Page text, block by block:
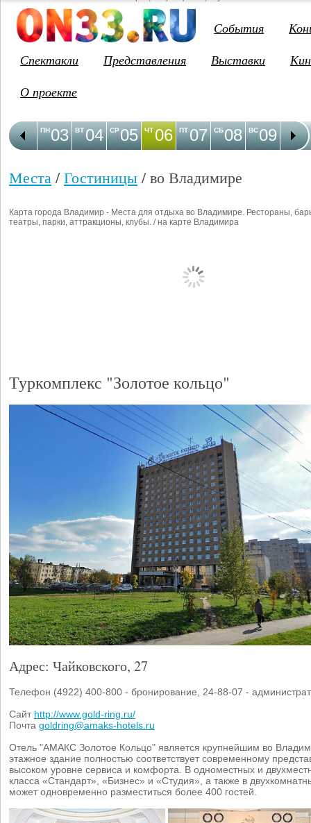
События
Спектакли
Представления Выставки
О проекте
03
ПН 04
ВТ 05
СР 06
ЧТ 07
ПТ 08
СБ 09
ВС 10
ПН
Места /Гостиницы / во Владимире
Карта города Владимир - Места для отдыха во Владимире. Рестораны,
театры, парки, аттракционы, клубы. / на карте Владимира
Туркомплекс "Золотое кольцо"
Адрес: Чайковского, 27
Телефон (4922) 400-800 - бронирование, 24-88-07 -
Сайт http://www.gold-ring.ru/
Почта goldring@amaks-hotels.ru
Отель "АМАКС Золотое Кольцо" является крупнейшим во
этажное здание полностью соответствует современному
высоком уровне сервиса и комфорта. В одноместных и
класса «Стандарт», «Бизнес» и «Студия», а также в
может одновременно разместиться более 400 гостей.